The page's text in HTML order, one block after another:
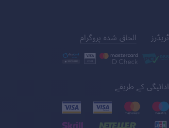
ٹریڈرز الحاق شدہ پروگرام
ادائیگی کے طریقے